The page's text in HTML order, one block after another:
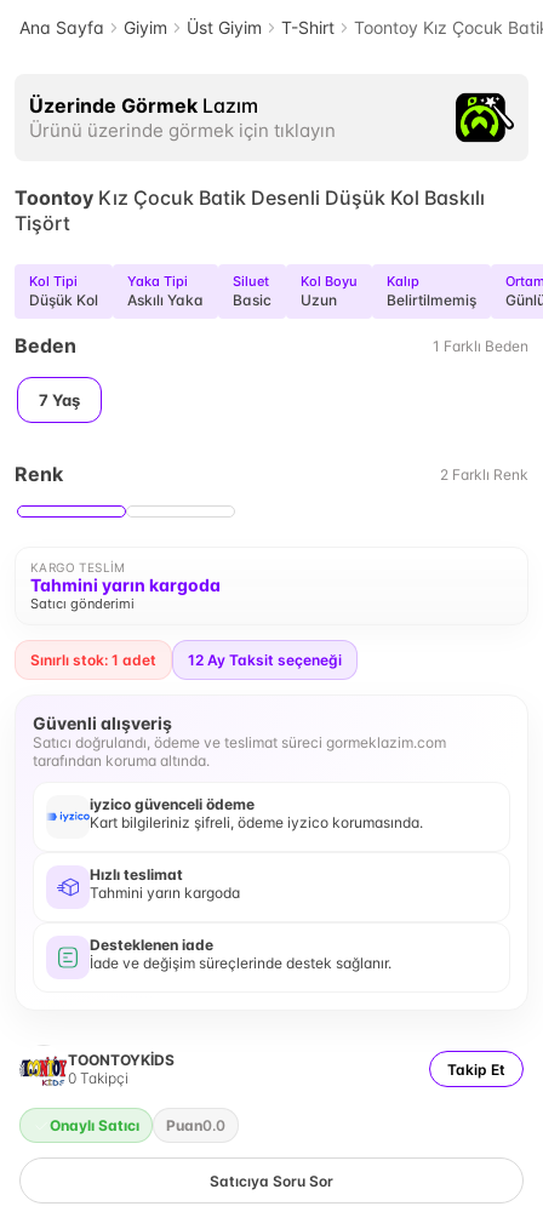
Ana Sayfa Giyim Üst Giyim T-Shirt Toontoy Kız Çocuk
Üzerinde Görmek Lazım
Ürünü üzerinde görmek için tıklayın
Toontoy Kız Çocuk Batik Desenli Düşük Kol Baskılı
Tişört
Kol Tipi
Düşük Kol
Yaka Tipi
Askılı Yaka
Siluet
Basic
Kol Boyu
Uzun
Kalıp
Belirtilmemiş
Beden 1 Farklı Beden
7 Yaş
Renk 2 Farklı Renk
KARGO TESLIM
Tahmini yarın kargoda
Satıcı gönderimi
Sınırlı stok: 1 adet 12 Ay Taksit seçeneği
Güvenli alışveriş
Satıcı doğrulandı, ödeme ve teslimat süreci gormeklazim.com
tarafından koruma altında.
iyzico güvenceli ödeme
Kart bilgileriniz şifreli, ödeme iyzico korumasında.
Hızlı teslimat
Tahmini yarın kargoda
Desteklenen iade
İade ve değişim süreçlerinde destek sağlanır.
TOONTOYKİDS
0 Takipçi Takip Et
Onaylı Satıcı Puan0.0
Satıcıya Soru Sor